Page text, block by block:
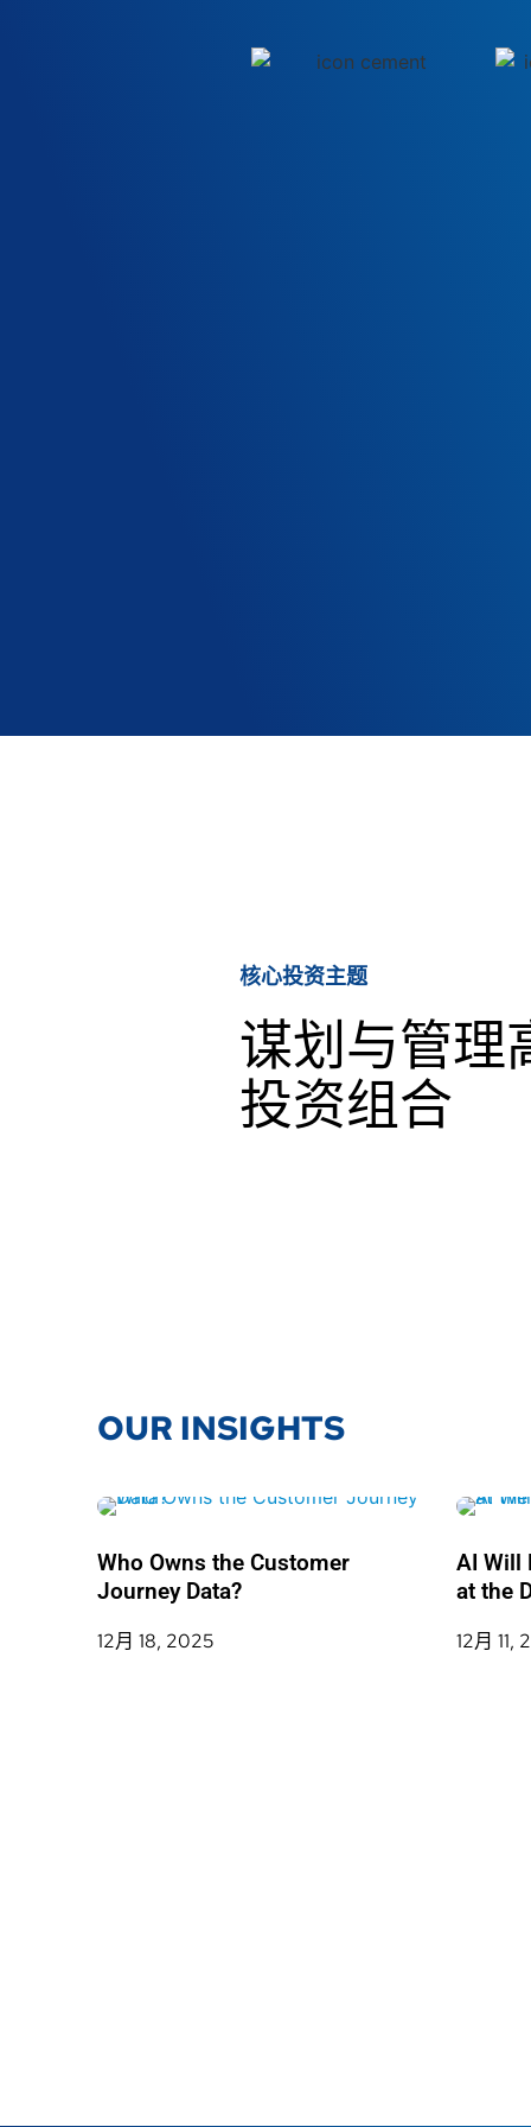
核心投资主题
谋划与管理
投资组合
OUR INSIGHTS
Who Owns the Customer
Journey Data?
12月 18, 2025
AI Will
at the
12月 11,